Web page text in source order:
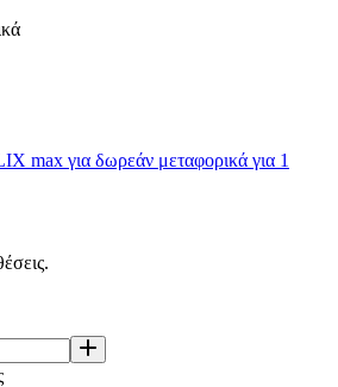
max για δωρεάν μεταφορικά για 1